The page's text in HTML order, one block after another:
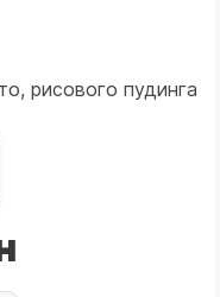
рисового пудинга